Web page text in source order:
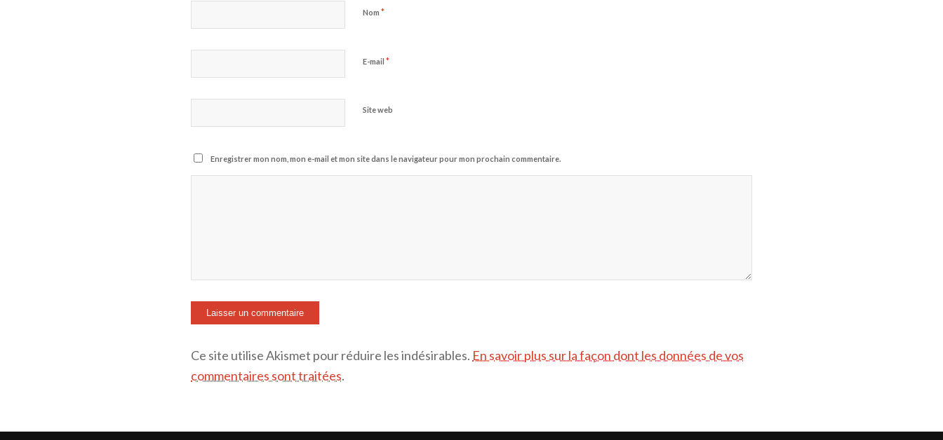
Nom *
E-mail *
Site web
Enregistrer mon nom, mon e-mail et mon site dans le navigateur pour mon prochain commentaire.
Ce site utilise Akismet pour réduire les indésirables. En savoir plus sur la façon dont les données de vos
commentaires sont traitées.